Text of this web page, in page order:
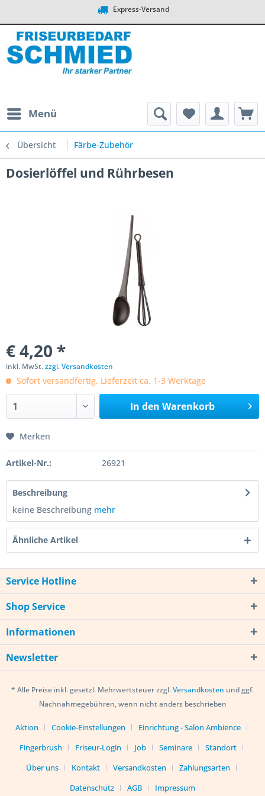
Express-Versand
Menü
Übersicht Färbe-Zubehör
Dosierlöffel und Rührbesen
€ 4,20 *
inkl. MwSt.zzgl. Versandkosten
Sofort versandfertig, Lieferzeit ca. 1-3 Werktage
In den Warenkorb
Merken
Artikel-Nr.: 26921
Beschreibung
keine Beschreibung mehr
Ähnliche Artikel
Service Hotline
Shop Service
Informationen
Newsletter
* Alle Preise inkl. gesetzl. Mehrwertsteuer zzgl.Versandkosten und ggf.
Nachnahmegebühren, wenn nicht anders beschrieben
Aktion Cookie-Einstellungen
Einrichtung - Salon Ambience
Fingerbrush
Friseur-Login Job Seminare
Standort
Über uns
Kontakt Versandkosten
Zahlungsarten
Datenschutz
AGB Impressum